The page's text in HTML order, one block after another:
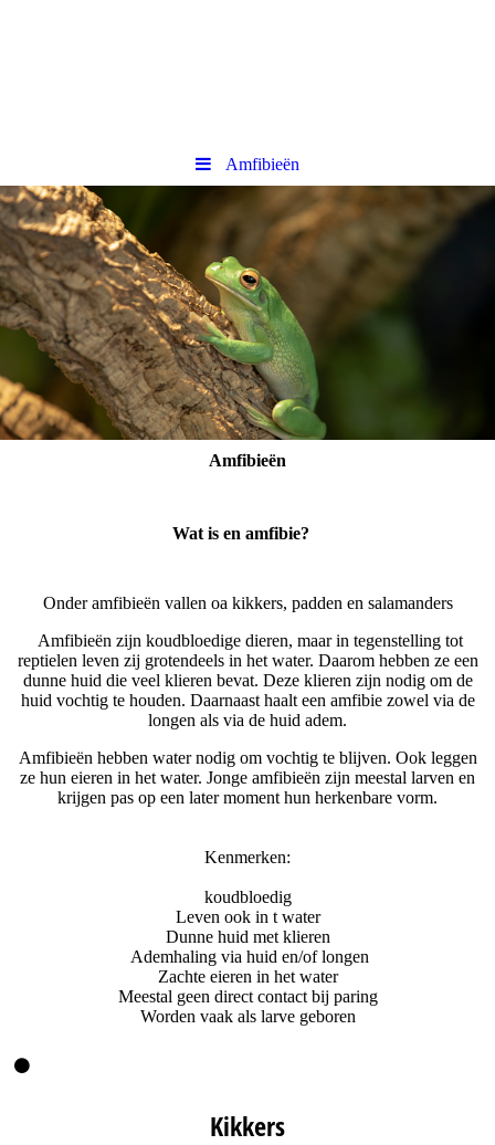
Amfibieën
Amfibieën
Wat is en amfibie?
Onder amfibieën vallen oa kikkers, padden en salamanders
Amfibieën zijn koudbloedige dieren, maar in tegenstelling tot
reptielen leven zij grotendeels in het water. Daarom hebben ze een
dunne huid die veel klieren bevat. Deze klieren zijn nodig om de
huid vochtig te houden. Daarnaast haalt een amfibie zowel via de
longen als via de huid adem.
Amfibieën hebben water nodig om vochtig te blijven. Ook leggen
ze hun eieren in het water. Jonge amfibieën zijn meestal larven en
krijgen pas op een later moment hun herkenbare vorm.
Kenmerken:
koudbloedig
Leven ook in t water
Dunne huid met klieren
Ademhaling via huid en/of longen
Zachte eieren in het water
Meestal geen direct contact bij paring
Worden vaak als larve geboren
Kikkers